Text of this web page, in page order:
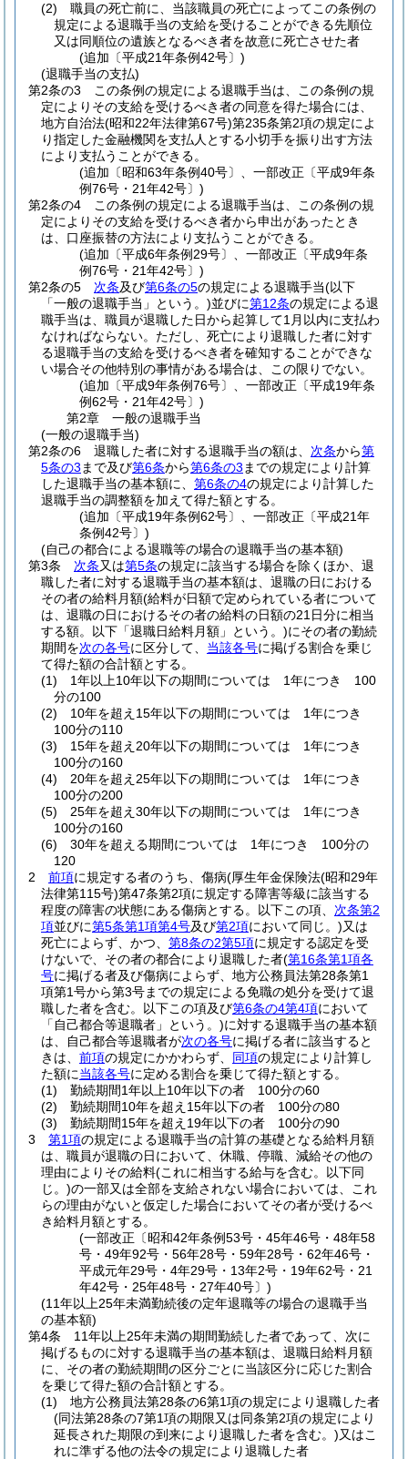
(2)
職員の死亡前に、当該職員の死亡によってこの条例の
規定による退職手当の支給を受けることができる先順位
又は同順位の遺族となるべき者を故意に死亡させた者
(追加〔平成21年条例42号〕)
(退職手当の支払)
第2条の3
この条例の規定による退職手当は、この条例の規
定によりその支給を受けるべき者の同意を得た場合には、
地方自治法(昭和22年法律第67号)第235条第2項の規定によ
り指定した金融機関を支払人とする小切手を振り出す方法
により支払うことができる。
(追加〔昭和63年条例40号〕、一部改正〔平成9年条
例76号・21年42号〕)
第2条の4
この条例の規定による退職手当は、この条例の規
定によりその支給を受けるべき者から申出があったとき
は、口座振替の方法により支払うことができる。
(追加〔平成6年条例29号〕、一部改正〔平成9年条
例76号・21年42号〕)
第2条の5
次条及び第6条の5の規定による退職手当(以下
「一般の退職手当」という。)並びに第12条の規定による退
職手当は、職員が退職した日から起算して1月以内に支払わ
なければならない。 ただし、死亡により退職した者に対す
る退職手当の支給を受けるべき者を確知することができな
い場合その他特別の事情がある場合は、この限りでない。
(追加〔平成9年条例76号〕、一部改正〔平成19年条
例62号・21年42号〕)
第2章
一般の退職手当
(一般の退職手当)
第2条の6
退職した者に対する退職手当の額は、 次条から第
5条の3 まで及び第6条から第6条の3 までの規定により計算
した退職手当の基本額に、 第6条の4の規定により計算した
退職手当の調整額を加えて得た額とする。
(追加〔平成19年条例62号〕、一部改正〔平成21年
条例42号〕)
(自己の都合による退職等の場合の退職手当の基本額)
第3条
次条又は第5条の規定に該当する場合を除くほか、退
職した者に対する退職手当の基本額は、退職の日における
その者の給料月額(給料が日額で定められている者について
は、退職の日におけるその者の給料の日額の21日分に相当
する額。以下「退職日給料月額」という。)にその者の勤続
期間を次の各号に区分して、 当該各号に掲げる割合を乗じ
て得た額の合計額とする。
(1)
1年以上10年以下の期間については 1年につき 100
分の100
(2)
10年を超え15年以下の期間については 1年につき
100分の110
(3)
15年を超え20年以下の期間については 1年につき
100分の160
(4)
20年を超え25年以下の期間については 1年につき
100分の200
(5)
25年を超え30年以下の期間については 1年につき
100分の160
(6)
30年を超える期間については 1年につき 100分の
120
2
前項に規定する者のうち、傷病(厚生年金保険法(昭和29年
法律第115号)第47条第2項に規定する障害等級に該当する
程度の障害の状態にある傷病とする。以下この項、 次条第2
項並びに第5条第1項第4号及び第2項において同じ。)又は
死亡によらず、かつ、 第8条の2第5項に規定する認定を受
けないで、その者の都合により退職した者(第16条第1項各
号に掲げる者及び傷病によらず、地方公務員法第28条第1
項第1号から第3号までの規定による免職の処分を受けて退
職した者を含む。以下この項及び第6条の4第4項において
「自己都合等退職者」という。)に対する退職手当の基本額
は、自己都合等退職者が次の各号に掲げる者に該当すると
きは、 前項の規定にかかわらず、 同項の規定により計算し
た額に当該各号に定める割合を乗じて得た額とする。
(1)
勤続期間1年以上10年以下の者 100分の60
(2)
勤続期間10年を超え15年以下の者 100分の80
(3)
勤続期間15年を超え19年以下の者 100分の90
3
第1項の規定による退職手当の計算の基礎となる給料月額
は、職員が退職の日において、休職、停職、減給その他の
理由によりその給料(これに相当する給与を含む。以下同
じ。)の一部又は全部を支給されない場合においては、これ
らの理由がないと仮定した場合においてその者が受けるべ
き給料月額とする。
(一部改正〔昭和42年条例53号・45年46号・48年58
号・49年92号・56年28号・59年28号・62年46号・
平成元年29号・4年29号・13年2号・19年62号・21
年42号・25年48号・27年40号〕)
(11年以上25年未満勤続後の定年退職等の場合の退職手当
の基本額)
第4条
11年以上25年未満の期間勤続した者であって、次に
掲げるものに対する退職手当の基本額は、退職日給料月額
に、その者の勤続期間の区分ごとに当該区分に応じた割合
を乗じて得た額の合計額とする。
(1)
地方公務員法第28条の6第1項の規定により退職した者
(同法第28条の7第1項の期限又は同条第2項の規定により
延長された期限の到来により退職した者を含む。)又はこ
れに準ずる他の法令の規定により退職した者